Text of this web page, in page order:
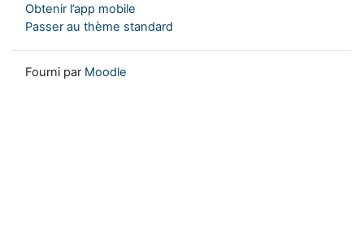
Obtenir l’app mobile
Passer au thème standard
Fourni par Moodle